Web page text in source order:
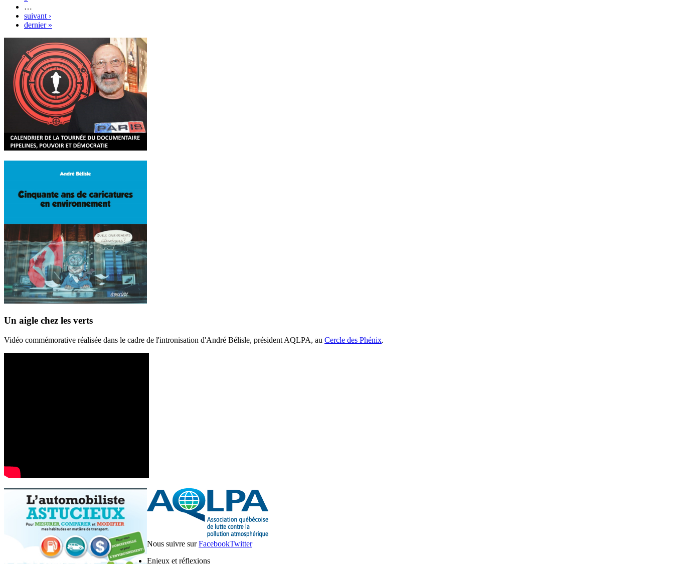
…
suivant ›
dernier »
Un aigle chez les verts
Vidéo commémorative réalisée dans le cadre de l'intronisation d'André Bélisle, président AQLPA, au Cercle des Phénix.
Nous suivre surFacebookTwitter
Enjeux et réflexions